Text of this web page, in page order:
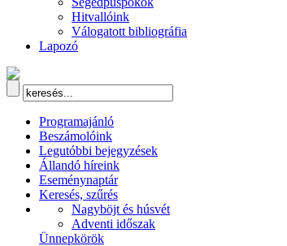
Hitvallóink
Válogatott bibliográfia
Lapozó
Programajánló
Beszámolóink
Legutóbbi bejegyzések
Állandó híreink
Eseménynaptár
Keresés, szűrés
Nagyböjt és húsvét
Adventi időszak
Ünnepkörök